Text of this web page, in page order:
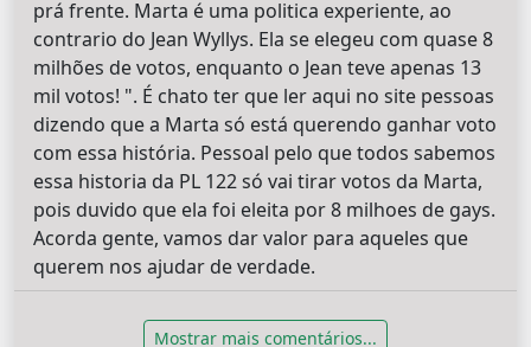
prá frente. Marta é uma politica experiente, ao
contrario do Jean Wyllys. Ela se elegeu com quase 8
milhões de votos, enquanto o Jean teve apenas 13
mil votos! ". É chato ter que ler aqui no site pessoas
dizendo que a Marta só está querendo ganhar voto
com essa história. Pessoal pelo que todos sabemos
essa historia da PL 122 só vai tirar votos da Marta,
pois duvido que ela foi eleita por 8 milhoes de gays.
Acorda gente, vamos dar valor para aqueles que
querem nos ajudar de verdade.
Mostrar mais comentários...